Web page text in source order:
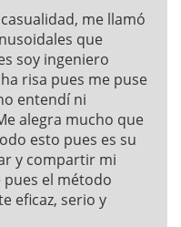
me llamó
que
soy ingeniero
risa pues me puse
entendí ni
alegra mucho que
esto pues es su
y compartir mi
pues el método
eficaz, serio y